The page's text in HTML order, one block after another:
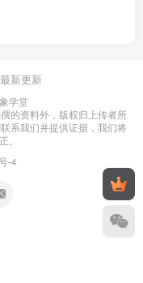
最新更新
学堂
的资料外，版权归上传者所
系我们并提供证据，我们将
。
-4